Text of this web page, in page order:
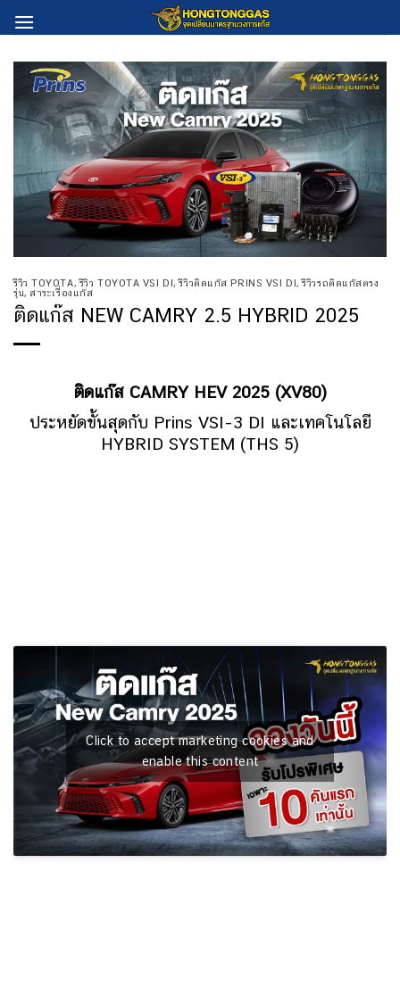
to
รีวิว TOYOTA,รีวิว TOYOTA VSI DI,รีวิวติดแก๊ส PRINS VSI DI,รีวิวรถติดแก๊สตรง
รุ่น, สาระเรื่องแก๊ส
ติดแก๊ส NEW CAMRY 2.5 HYBRID 2025
ติดแก๊ส CAMRY HEV 2025 (XV80)
ประหยัดขั้นสุดกับ Prins VSI-3 DI และเทคโนโลยี
HYBRID SYSTEM (THS 5)
Click to accept marketing cookies and
enable this content